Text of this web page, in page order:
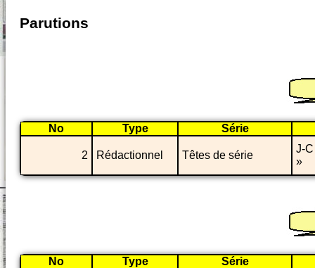
Parutions
No Type Série
2 Rédactionnel Têtes de série
J-
»
No Type
Série